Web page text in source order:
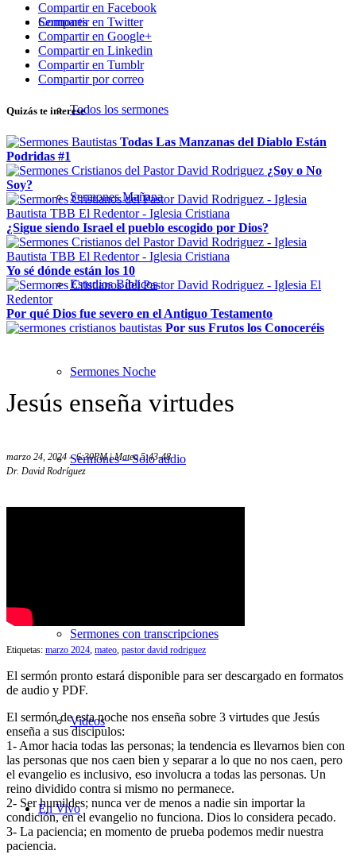
Sermones
Todos los sermones
Sermones Mañana
Estudios Bíblicos
Sermones Noche
Sermones – Solo audio
Sermones con transcripciones
Videos
En Vivo
Compartir en Facebook
Compartir en Twitter
Compartir en Google+
Compartir en Linkedin
Compartir en Tumblr
Compartir por correo
Quizás te interese
Todas Las Manzanas del Diablo Están
Podridas #1
¿Soy o No
Soy?
¿Sigue siendo Israel el pueblo escogido por Dios?
Yo sé dónde están los 10
Por qué Dios fue severo en el Antiguo Testamento
Por sus Frutos los Conoceréis
Jesús enseña virtudes
marzo 24, 2024 – 6:30PM | Mateo 5:43-48
Dr. David Rodríguez
Etiquetas: marzo 2024 mateo pastor david rodriguez
El sermón pronto estará disponible para ser descargado en formatos
de audio y PDF.
El sermón de esta noche nos enseña sobre 3 virtudes que Jesús
enseña a sus discipulos:
1- Amor hacia todas las personas; la tendencia es llevarnos bien con
las personas que nos caen bien y separar a lo que no nos caen, pero
el evangelio es inclusivo, eso involucra a todas las personas. Un
reino dividido contra si mismo no permanece.
2- Ser humildes; nunca ver de menos a nadie sin importar la
condición, en el evangelio no funciona. Dios lo considera pecado.
3- La paciencia; en momento de prueba podemos medir nuestra
paciencia.